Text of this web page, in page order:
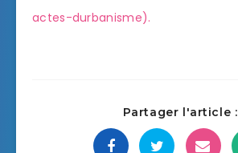
actes-durbanisme).
Partager l'article :